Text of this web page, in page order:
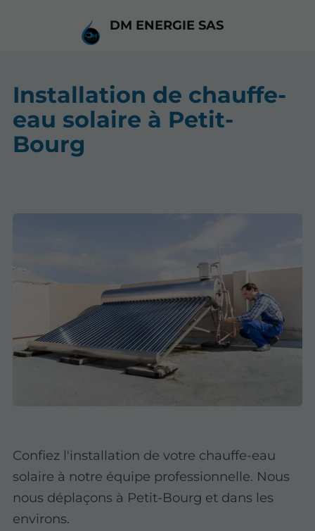
DM ENERGIE SAS
Installation de chauffe-
eau solaire à Petit-
Bourg
Confiez l'installation de votre chauffe-eau
solaire à notre équipe professionnelle. Nous
nous déplaçons à Petit-Bourg et dans les
environs.